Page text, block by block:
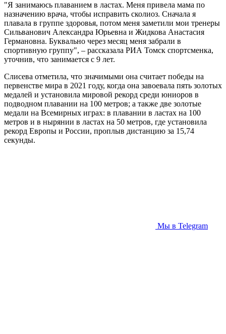
"Я занимаюсь плаванием в ластах. Меня привела мама по
назначению врача, чтобы исправить сколиоз. Сначала я
плавала в группе здоровья, потом меня заметили мои тренеры
Сильванович Александра Юрьевна и Жидкова Анастасия
Германовна. Буквально через месяц меня забрали в
спортивную группу", – рассказала РИА Томск спортсменка,
уточнив, что занимается с 9 лет.
Слисева отметила, что значимыми она считает победы на
первенстве мира в 2021 году, когда она завоевала пять золотых
медалей и установила мировой рекорд среди юниоров в
подводном плавании на 100 метров; а также две золотые
медали на Всемирных играх: в плавании в ластах на 100
метров и в нырянии в ластах на 50 метров, где установила
рекорд Европы и России, проплыв дистанцию за 15,74
секунды.
Мы в Telegram